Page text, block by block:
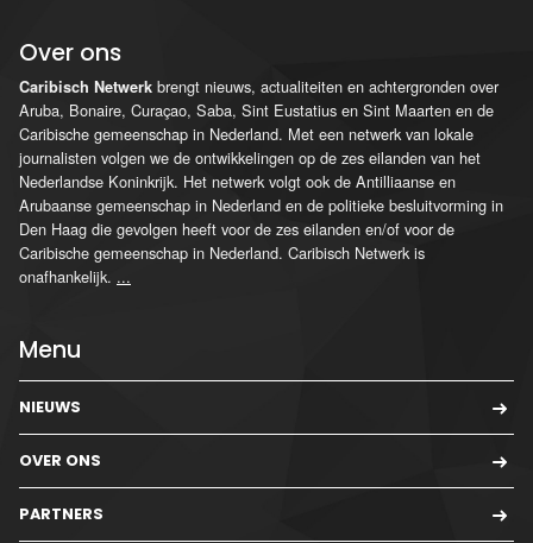
Over ons
Caribisch Netwerk brengt nieuws, actualiteiten en achtergronden over
Aruba, Bonaire, Curaçao, Saba, Sint Eustatius en Sint Maarten en de
Caribische gemeenschap in Nederland. Met een netwerk van lokale
journalisten volgen we de ontwikkelingen op de zes eilanden van het
Nederlandse Koninkrijk. Het netwerk volgt ook de Antilliaanse en
Arubaanse gemeenschap in Nederland en de politieke besluitvorming in
Den Haag die gevolgen heeft voor de zes eilanden en/of voor de
Caribische gemeenschap in Nederland. Caribisch Netwerk is
onafhankelijk. ...
Menu
NIEUWS
OVER ONS
PARTNERS